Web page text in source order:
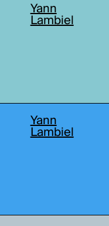
Yann
Lambiel
Yann
Lambiel